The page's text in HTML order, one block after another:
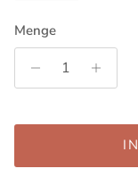
Menge